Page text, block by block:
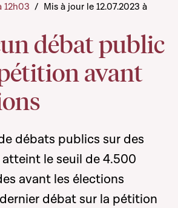
débat public
avant
12h03 / Mis à jour le 12.07.2023 à
débats publics sur des
le seuil de 4.500
avant les élections
débat sur la pétition